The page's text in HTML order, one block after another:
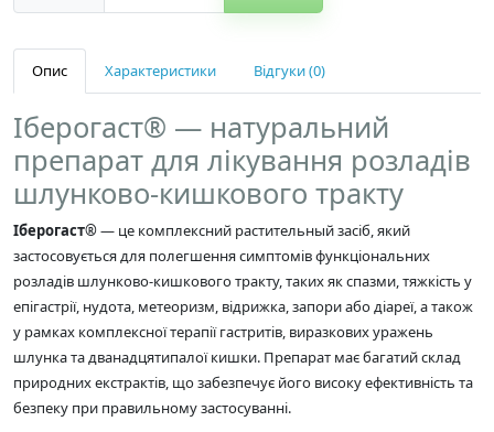
Опис Характеристики Відгуки (0)
Іберогаст® — натуральний
препарат для лікування розладів
шлунково-кишкового тракту
Іберогаст®— це комплексний растительный засіб, який
застосовується для полегшення симптомів функціональних
розладів шлунково-кишкового тракту, таких як спазми, тяжкість у
епігастрії, нудота, метеоризм, відрижка, запори або діареї, а також
у рамках комплексної терапії гастритів, виразкових уражень
шлунка та дванадцятипалої кишки. Препарат має багатий склад
природних екстрактів, що забезпечує його високу ефективність та
безпеку при правильному застосуванні.